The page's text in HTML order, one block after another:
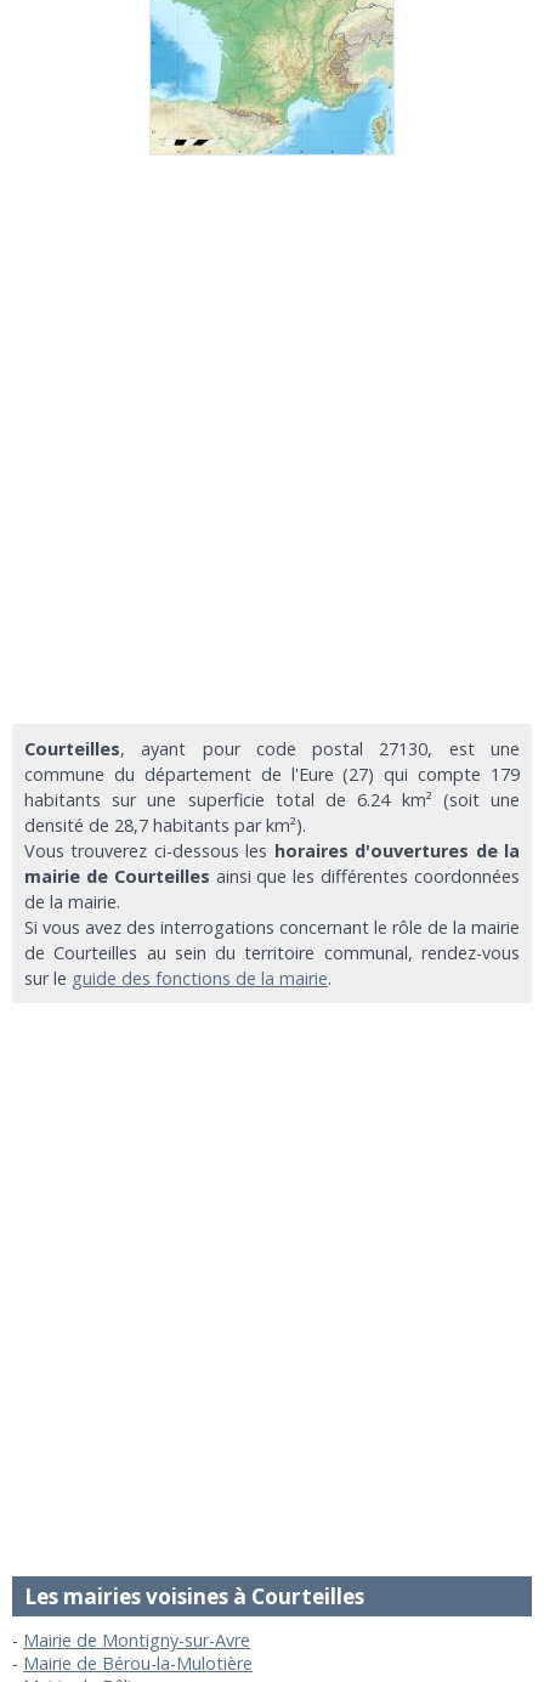
Courteilles, ayant pour code postal 27130, est une
commune du département de l'Eure (27) qui compte 179
habitants sur une superficie total de 6.24 km² (soit une
densité de 28,7 habitants par km²).
Vous trouverez ci-dessous les horaires d'ouvertures de la
mairie de Courteilles ainsi que les différentes coordonnées
de la mairie.
Si vous avez des interrogations concernant le rôle de la mairie
de Courteilles au sein du territoire communal, rendez-vous
sur le guide des fonctions de la mairie.
Les mairies voisines à Courteilles
Mairie de Montigny-sur-Avre
Mairie de Bérou-la-Mulotière